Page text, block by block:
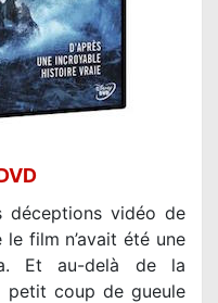
déceptions vidéo de
le film n’avait été une
Et au-delà de la
petit coup de gueule